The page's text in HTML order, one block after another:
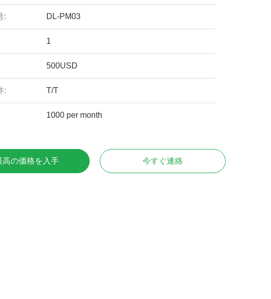
: DL-PM03
1
500USD
: T/T
1000 per month
高の価格を入手 今すぐ連絡